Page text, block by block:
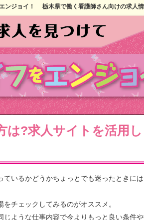
ンジョイ！ 栃木県で働く看護師さん向けの求人
は?求人サイトを活用し
ているかどうかちょっとでも迷ったときに
チェックしてみるのがオススメ。
じような仕事内容で今よりもっと良い条件や